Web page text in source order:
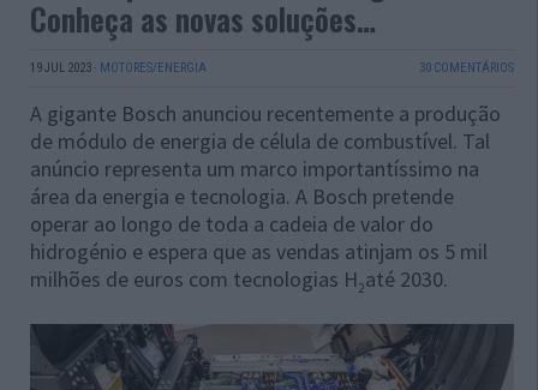
Conheça as novas soluções…
19 JUL 2023 · MOTORES/ENERGIA 30 COMENTÁRIOS
A gigante Bosch anunciou recentemente a produção
de módulo de energia de célula de combustível. Tal
anúncio representa um marco importantíssimo na
área da energia e tecnologia. A Bosch pretende
operar ao longo de toda a cadeia de valor do
hidrogénio e espera que as vendas atinjam os 5 mil
milhões de euros com tecnologias H2até 2030.